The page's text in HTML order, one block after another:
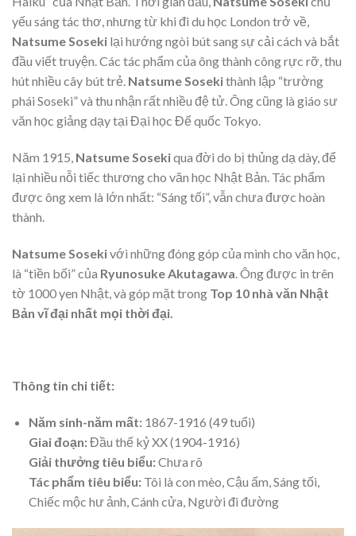
yếu sáng tác thơ, nhưng từ khi đi du học London trở về,
Natsume Soseki lại hướng ngòi bút sang sự cải cách và bắt
đầu viết truyện. Các tác phẩm của ông thành công rực rỡ, thu
hút nhiều cây bút trẻ. Natsume Sosekithành lập “trường
phái Soseki” và thu nhận rất nhiều đệ tử. Ông cũng là giáo sư
văn học giảng dạy tại Đại học Đế quốc Tokyo.
Năm 1915, Natsume Sosekiqua đời do bị thủng dạ dày, để
lại nhiều nỗi tiếc thương cho văn học Nhật Bản. Tác phẩm
được ông xem là lớn nhất: “Sáng tối”, vẫn chưa được hoàn
thành.
Natsume Sosekivới những đóng góp của mình cho văn học,
là “tiền bối” của Ryunosuke Akutagawa . Ông được in trên
tờ 1000 yen Nhật, và góp mặt trong Top 10 nhà văn Nhật
Bản vĩ đại nhất mọi thời đại.
Thông tin chi tiết:
Năm sinh-năm mất:1867-1916 (49 tuổi)
Giai đoạn:Đầu thế kỷ XX (1904-1916)
Giải thưởng tiêu biểu:Chưa rõ
Tác phẩm tiêu biểu:Tôi là con mèo, Cậu ấm, Sáng tối,
Chiếc mộc hư ảnh, Cánh cửa, Người đi đường